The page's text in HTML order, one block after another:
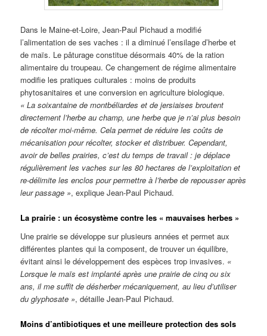
Dans le Maine-et-Loire, Jean-Paul Pichaud a modifié
l’alimentation de ses vaches : il a diminué l’ensilage d’herbe et
de maïs. Le pâturage constitue désormais 40% de la ration
alimentaire du troupeau. Ce changement de régime alimentaire
modifie les pratiques culturales : moins de produits
phytosanitaires et une conversion en agriculture biologique.
« La soixantaine de montbéliardes et de jersiaises broutent
directement l’herbe au champ, une herbe que je n’ai plus besoin
de récolter moi-même. Cela permet de réduire les coûts de
mécanisation pour récolter, stocker et distribuer. Cependant,
avoir de belles prairies, c’est du temps de travail : je déplace
régulièrement les vaches sur les 80 hectares de l’exploitation et
re-délimite les enclos pour permettre à l’herbe de repousser après
leur passage », explique Jean-Paul Pichaud.
La prairie : un écosystème contre les « mauvaises herbes »
Une prairie se développe sur plusieurs années et permet aux
différentes plantes qui la composent, de trouver un équilibre,
évitant ainsi le développement des espèces trop invasives. «
Lorsque le maïs est implanté après une prairie de cinq ou six
ans, il me suffit de désherber mécaniquement, au lieu d’utiliser
du glyphosate », détaille Jean-Paul Pichaud.
Moins d’antibiotiques et une meilleure protection des sols